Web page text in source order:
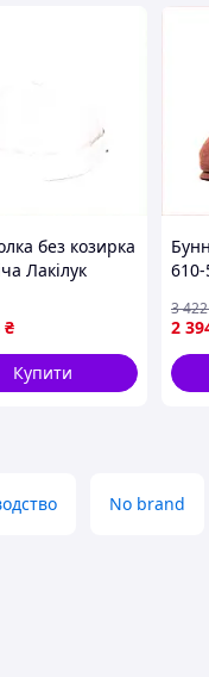
без козирка
Лакілук
₴
Купити
610-
2
3 422
No brand